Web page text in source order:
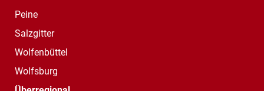
Peine
Salzgitter
Wolfenbüttel
Wolfsburg